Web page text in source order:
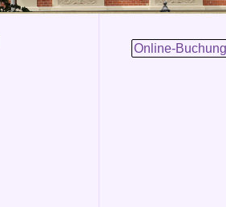
Online-Buchung